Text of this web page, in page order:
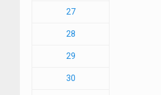
27
28
29
30